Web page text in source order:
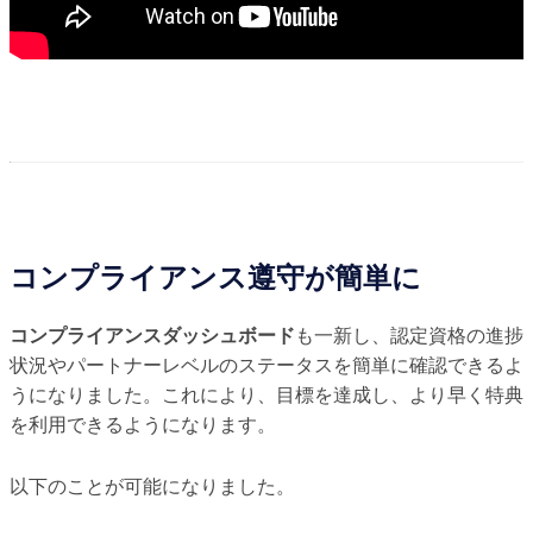
コンプライアンス遵守が簡単に
コンプライアンスダッシュボード も一新し、認定資格の進捗
状況やパートナーレベルのステータスを簡単に確認できるよ
うになりました。これにより、目標を達成し、より早く特典
を利用できるようになります。
以下のことが可能になりました。